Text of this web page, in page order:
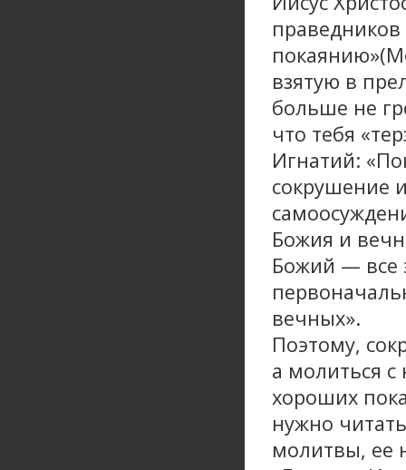
взятую в
больше не
что тебя
Игнатий:
сокрушение
Божия и
Божий — все
вечных».
Поэтому,
а молиться
хороших
нужно
молитвы, ее